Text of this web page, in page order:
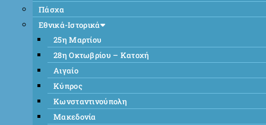
Πάσχα
Εθνικά-Ιστορικά
25η Μαρτίου
28η Οκτωβρίου – Κατοχή
Αιγαίο
Κύπρος
Κωνσταντινούπολη
Μακεδονία